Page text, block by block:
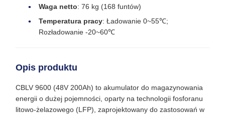
Waga netto: 76 kg (168 funtów)
Temperatura pracy: Ładowanie 0~55℃;
Rozładowanie -20~60℃
Opis produktu
CBLV 9600 (48V 200Ah) to akumulator do magazynowania
energii o dużej pojemności, oparty na technologii fosforanu
litowo-żelazowego (LFP), zaprojektowany do zastosowań w